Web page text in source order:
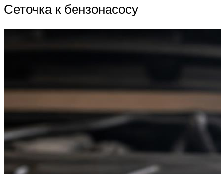
Сеточка к бензонасосу